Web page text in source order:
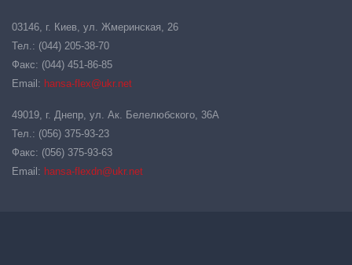
03146, г. Киев, ул. Жмеринская, 26
Тел.: (044) 205-38-70
Факс: (044) 451-86-85
Email: hansa-flex@ukr.net
49019, г. Днепр, ул. Ак. Белелюбского, 36А
Тел.: (056) 375-93-23
Факс: (056) 375-93-63
Email: hansa-flexdn@ukr.net